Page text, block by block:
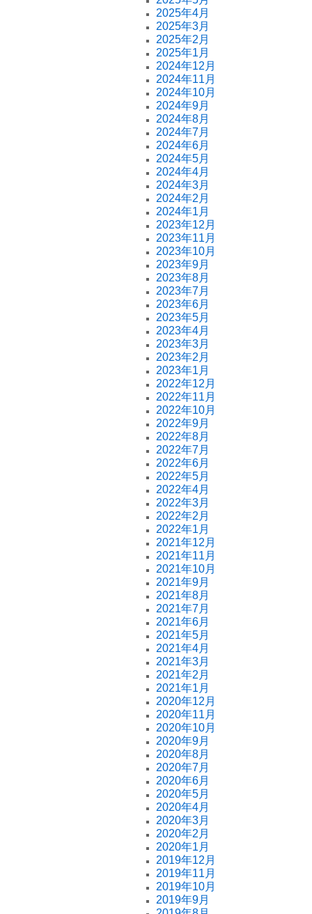
2025年4月
2025年3月
2025年2月
2025年1月
2024年12月
2024年11月
2024年10月
2024年9月
2024年8月
2024年7月
2024年6月
2024年5月
2024年4月
2024年3月
2024年2月
2024年1月
2023年12月
2023年11月
2023年10月
2023年9月
2023年8月
2023年7月
2023年6月
2023年5月
2023年4月
2023年3月
2023年2月
2023年1月
2022年12月
2022年11月
2022年10月
2022年9月
2022年8月
2022年7月
2022年6月
2022年5月
2022年4月
2022年3月
2022年2月
2022年1月
2021年12月
2021年11月
2021年10月
2021年9月
2021年8月
2021年7月
2021年6月
2021年5月
2021年4月
2021年3月
2021年2月
2021年1月
2020年12月
2020年11月
2020年10月
2020年9月
2020年8月
2020年7月
2020年6月
2020年5月
2020年4月
2020年3月
2020年2月
2020年1月
2019年12月
2019年11月
2019年10月
2019年9月